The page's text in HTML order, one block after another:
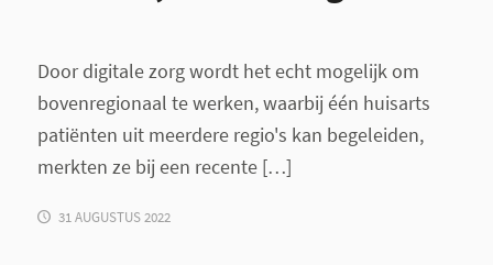
Door digitale zorg wordt het echt mogelijk om
bovenregionaal te werken, waarbij één huisarts
patiënten uit meerdere regio's kan begeleiden,
merkten ze bij een recente […]
31 AUGUSTUS 2022